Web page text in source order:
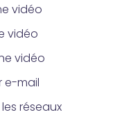
vidéo
vidéo
vidéo
e-mail
réseaux